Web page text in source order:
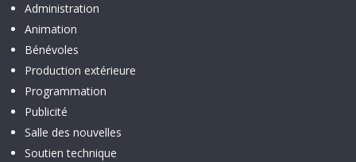
Administration
Animation
Bénévoles
Production extérieure
Programmation
Publicité
Salle des nouvelles
Soutien technique